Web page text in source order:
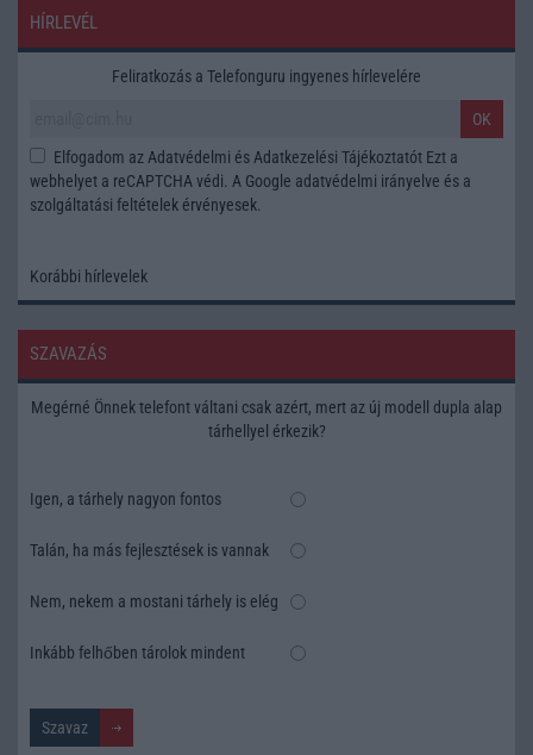
HÍRLEVÉL
Feliratkozás a Telefonguru ingyenes hírlevelére
OK
Elfogadom az Adatvédelmi és Adatkezelési Tájékoztatót Ezt a
webhelyet a reCAPTCHA védi. A Google adatvédelmi irányelve és a
szolgáltatási feltételek érvényesek.
Korábbi hírlevelek
SZAVAZÁS
Megérné Önnek telefont váltani csak azért, mert az új modell dupla alap
tárhellyel érkezik?
Igen, a tárhely nagyon fontos
Talán, ha más fejlesztések is vannak
Nem, nekem a mostani tárhely is elég
Inkább felhőben tárolok mindent